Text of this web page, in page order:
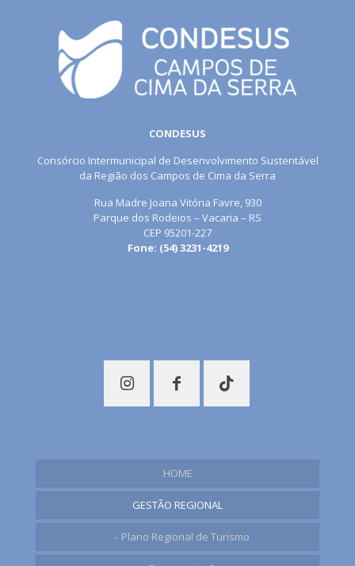
CONDESUS
Consórcio Intermunicipal de Desenvolvimento Sustentável
da Região dos Campos de Cima da Serra
Rua Madre Joana Vitória Favre, 930
Parque dos Rodeios – Vacaria – RS
CEP 95201-227
Fone: (54) 3231-4219
HOME
GESTÃO REGIONAL
Plano Regional de Turismo